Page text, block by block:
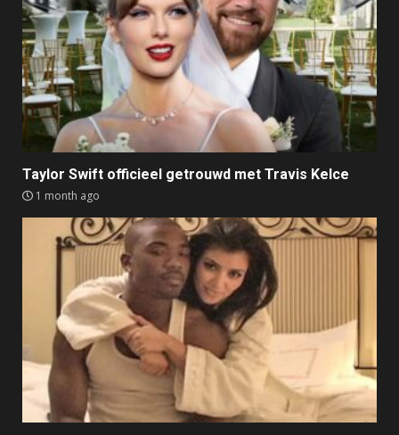
Taylor Swift officieel getrouwd met Travis Kelce
1 month ago